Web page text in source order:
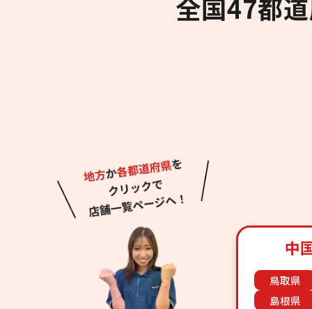
全国47都
中
鳥取県
島根県